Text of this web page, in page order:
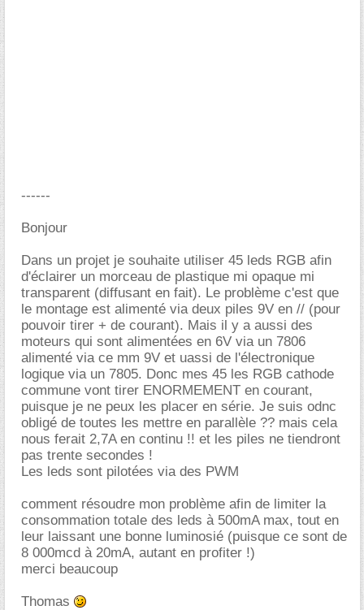
------
Bonjour
Dans un projet je souhaite utiliser 45 leds RGB afin
d'éclairer un morceau de plastique mi opaque mi
transparent (diffusant en fait). Le problème c'est que
le montage est alimenté via deux piles 9V en // (pour
pouvoir tirer + de courant). Mais il y a aussi des
moteurs qui sont alimentées en 6V via un 7806
alimenté via ce mm 9V et uassi de l'électronique
logique via un 7805. Donc mes 45 les RGB cathode
commune vont tirer ENORMEMENT en courant,
puisque je ne peux les placer en série. Je suis odnc
obligé de toutes les mettre en parallèle ?? mais cela
nous ferait 2,7A en continu !! et les piles ne tiendront
pas trente secondes !
Les leds sont pilotées via des PWM
comment résoudre mon problème afin de limiter la
consommation totale des leds à 500mA max, tout en
leur laissant une bonne luminosié (puisque ce sont de
8 000mcd à 20mA, autant en profiter !)
merci beaucoup
Thomas